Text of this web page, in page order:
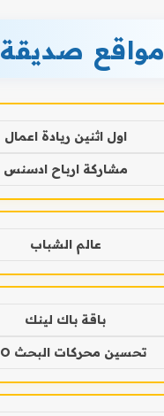
مواقع صديقة
اول اثنين ريادة اعمال
مشاركة ارباح ادسنس
عالم الشباب
باقة باك لينك
تحسين محركات البحث SEO